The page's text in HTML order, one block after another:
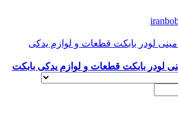
لودر بابکت قطعات و لوازم یدکی بابکت